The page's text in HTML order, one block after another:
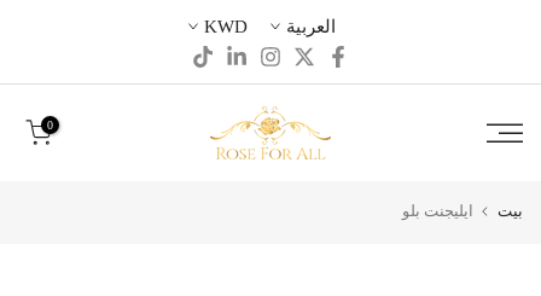
المحتوى
العربية KWD
0
بيت ايليجنت بلو